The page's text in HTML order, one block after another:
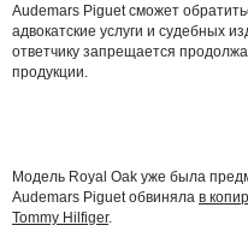
Audemars Piguet сможет
адвокатские услуги и судебных
ответчику запрещается
продукции.
Модель Royal Oak уже была
Audemars Piguet обвиняла в
Tommy Hilfiger.